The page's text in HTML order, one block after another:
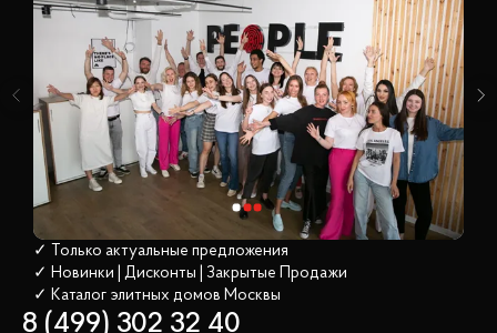
✓ Только актуальные предложения
✓ Новинки | Дисконты | Закрытые Продажи
✓ Каталог элитных домов Москвы
8 (499) 302 32 40